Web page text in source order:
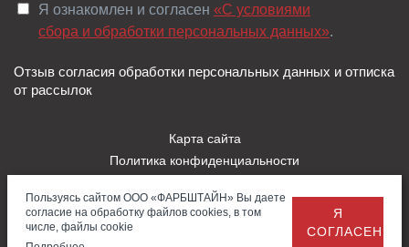
Я ознакомлен и согласен «C условиями
сбора и обработки персональных данных».
Отзыв согласия обработки персональных данных и отписка
от рассылок
Карта сайта
Политика конфиденциальности
Правила использования Cookies
© 2026 — ООО «Фарбштайн»
Заказать
Обратная
связь
Пользуясь сайтом ООО «ФАРБШТАЙН» Вы даете
согласие на обработку файлов cookies, в том
числе, файлы cookie
Я
СОГЛАСЕН